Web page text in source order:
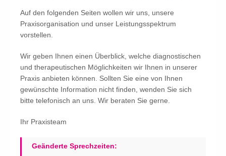
Auf den folgenden Seiten wollen wir uns, unsere
Praxisorganisation und unser Leistungsspektrum
vorstellen.
Wir geben Ihnen einen Überblick, welche diagnostischen
und therapeutischen Möglichkeiten wir Ihnen in unserer
Praxis anbieten können. Sollten Sie eine von Ihnen
gewünschte Information nicht finden, wenden Sie sich
bitte telefonisch an uns. Wir beraten Sie gerne.
Ihr Praxisteam
Geänderte Sprechzeiten: